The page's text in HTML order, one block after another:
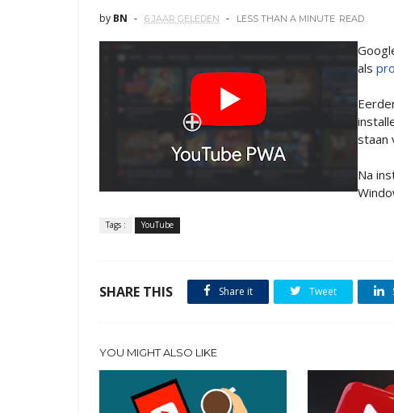
by BN 6 JAAR GELEDEN LESS THAN A MINUTE READ
als
staan
Na
Tags : YouTube
SHARE THIS Share it Tweet
YOU MIGHT ALSO LIKE